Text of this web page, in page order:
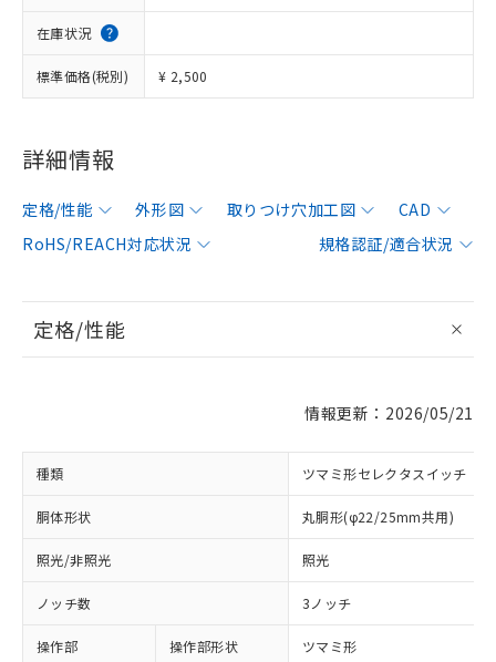
在庫状況
標準価格(税別) ¥ 2,500
詳細情報
定格/性能 外形図 取りつけ穴加工図
CAD
RoHS/REACH対応状況
規格認証/適合状況
定格/性能
情報更新：2026/05/21
種類 ツマミ形セレクタスイッチ
胴体形状 丸胴形(φ22/25mm共用)
照光/非照光 照光
ノッチ数 3ノッチ
操作部 操作部形状 ツマミ形